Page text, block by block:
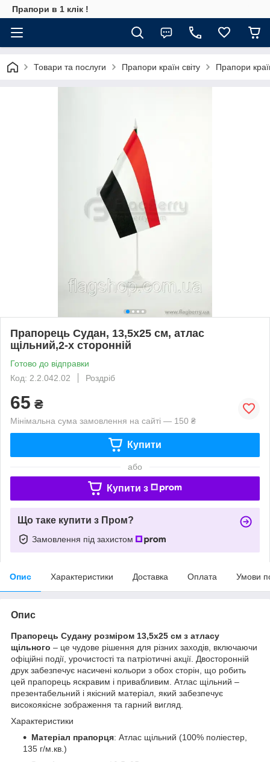
Прапори в 1 клік !
Товари та послуги Прапори країн світу Прапори
Прапорець Судан, 13,5х25 см, атлас
щільний,2-х сторонній
Готово до відправки
Код: 2.2.042.02
Роздріб
65 ₴
Мінімальна сума замовлення на сайті — 150 ₴
Купити
або
Купити з
Що таке купити з Пром?
Замовлення під захистом
Опис Характеристики Доставка Оплата Умови
Опис
Прапорець Судану розміром 13,5х25 см з атласу
щільного – це чудове рішення для різних заходів, включаючи
офіційні події, урочистості та патріотичні акції. Двосторонній
друк забезпечує насичені кольори з обох сторін, що робить
цей прапорець яскравим і привабливим. Атлас щільний –
презентабельний і якісний матеріал, який забезпечує
високоякісне зображення та гарний вигляд.
Характеристики
Матеріал прапорця: Атлас щільний (100% поліестер,
135 г/м.кв.)